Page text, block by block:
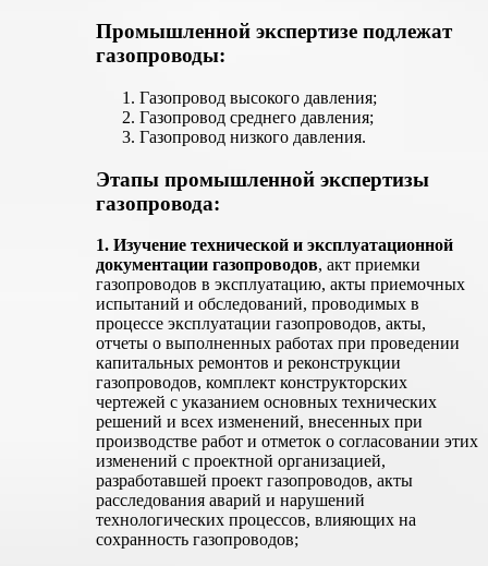
Промышленной экспертизе подлежат
газопроводы:
Газопровод высокого давления;
Газопровод среднего давления;
Газопровод низкого давления.
Этапы промышленной экспертизы
газопровода:
1. Изучение технической и эксплуатационной
документации газопроводов, акт приемки
газопроводов в эксплуатацию, акты приемочных
испытаний и обследований, проводимых в
процессе эксплуатации газопроводов, акты,
отчеты о выполненных работах при проведении
капитальных ремонтов и реконструкции
газопроводов, комплект конструкторских
чертежей с указанием основных технических
решений и всех изменений, внесенных при
производстве работ и отметок о согласовании этих
изменений с проектной организацией,
разработавшей проект газопроводов, акты
расследования аварий и нарушений
технологических процессов, влияющих на
сохранность газопроводов;